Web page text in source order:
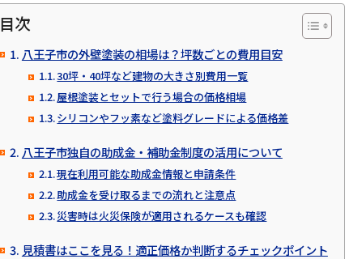
目次
八王子市の外壁塗装の相場は？坪数ごとの費用目安
30坪・40坪など建物の大きさ別費用一覧
屋根塗装とセットで行う場合の価格相場
シリコンやフッ素など塗料グレードによる価格差
八王子市独自の助成金・補助金制度の活用について
現在利用可能な助成金情報と申請条件
助成金を受け取るまでの流れと注意点
災害時は火災保険が適用されるケースも確認
見積書はここを見る！適正価格か判断するチェックポイント